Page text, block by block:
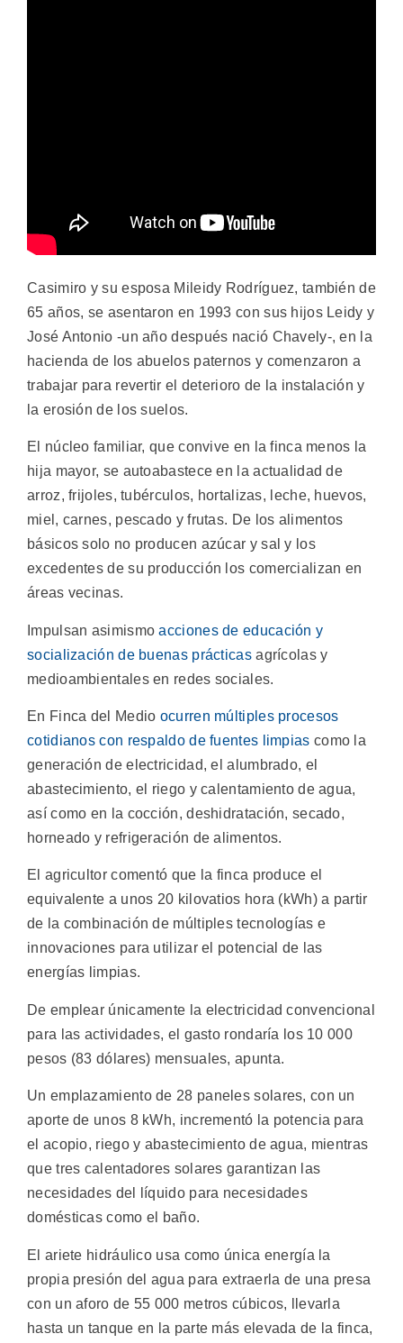
Casimiro y su esposa Mileidy Rodríguez, también de
65 años, se asentaron en 1993 con sus hijos Leidy y
José Antonio -un año después nació Chavely-, en la
hacienda de los abuelos paternos y comenzaron a
trabajar para revertir el deterioro de la instalación y
la erosión de los suelos.
El núcleo familiar, que convive en la finca menos la
hija mayor, se autoabastece en la actualidad de
arroz, frijoles, tubérculos, hortalizas, leche, huevos,
miel, carnes, pescado y frutas. De los alimentos
básicos solo no producen azúcar y sal y los
excedentes de su producción los comercializan en
áreas vecinas.
Impulsan asimismoacciones de educación y
socialización de buenas prácticasagrícolas y
medioambientales en redes sociales.
En Finca del Medio ocurren múltiples procesos
cotidianos con respaldo de fuentes limpias como la
generación de electricidad, el alumbrado, el
abastecimiento, el riego y calentamiento de agua,
así como en la cocción, deshidratación, secado,
horneado y refrigeración de alimentos.
El agricultor comentó que la finca produce el
equivalente a unos 20 kilovatios hora (kWh) a partir
de la combinación de múltiples tecnologías e
innovaciones para utilizar el potencial de las
energías limpias.
De emplear únicamente la electricidad convencional
para las actividades, el gasto rondaría los 10 000
pesos (83 dólares) mensuales, apunta.
Un emplazamiento de 28 paneles solares, con un
aporte de unos 8 kWh, incrementó la potencia para
el acopio, riego y abastecimiento de agua, mientras
que tres calentadores solares garantizan las
necesidades del líquido para necesidades
domésticas como el baño.
El ariete hidráulico usa como única energía la
propia presión del agua para extraerla de una presa
con un aforo de 55 000 metros cúbicos, llevarla
hasta un tanque en la parte más elevada de la finca,